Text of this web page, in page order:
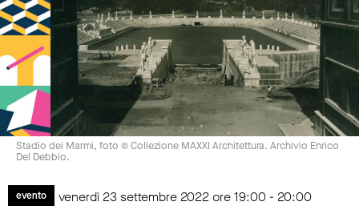
Stadio dei Marmi, foto © Collezione MAXXI Architettura. Archivio Enrico
Del Debbio.
evento venerdì 23 settembre 2022 ore 19:00 - 20:00